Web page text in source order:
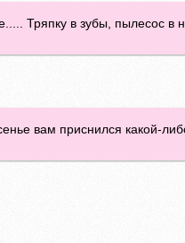
Тряпку в зубы, пылесос в
вам приснился какой-